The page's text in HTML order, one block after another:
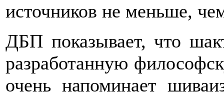
источников не меньше,
ДБП показывает, что
разработанную
очень напоминает